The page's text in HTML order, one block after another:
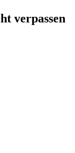
verpassen